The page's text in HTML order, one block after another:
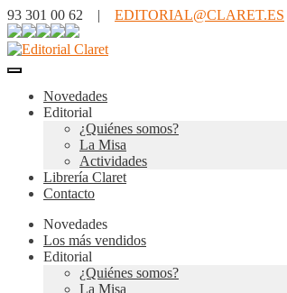
93 301 00 62 | EDITORIAL@CLARET.ES
Novedades
Editorial
¿Quiénes somos?
La Misa
Actividades
Librería Claret
Contacto
Novedades
Los más vendidos
Editorial
¿Quiénes somos?
La Misa